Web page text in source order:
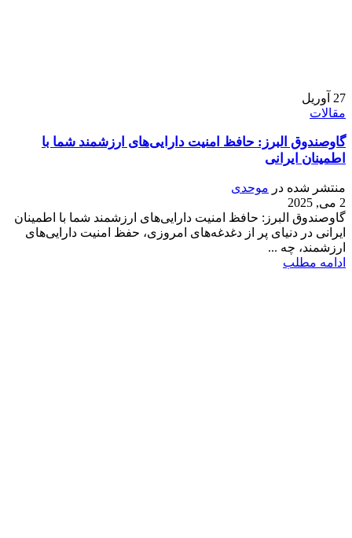
27 آوریل
مقالات
گاوصندوق البرز: حافظ امنیت دارایی‌های ارزشمند شما با
اطمینان ایرانی
منتشر شده در موحدی
2 می, 2025
گاوصندوق البرز: حافظ امنیت دارایی‌های ارزشمند شما با اطمینان
ایرانی در دنیای پر از دغدغه‌های امروزی، حفظ امنیت دارایی‌های
ارزشمند، چه ...
ادامه مطلب